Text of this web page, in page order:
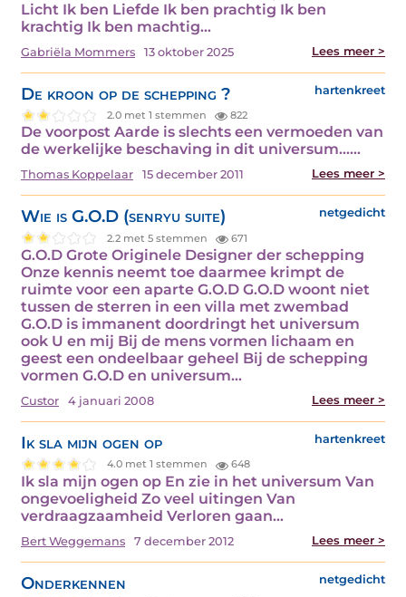
Licht Ik ben Liefde Ik ben prachtig Ik ben
krachtig Ik ben machtig…
Gabriëla Mommers 13 oktober 2025 Lees meer >
De kroon op de schepping ? hartenkreet
2.0 met 1 stemmen 822
De voorpost Aarde is slechts een vermoeden van
de werkelijke beschaving in dit universum……
Thomas Koppelaar 15 december 2011 Lees meer >
Wie is G.O.D (senryu suite) netgedicht
2.2 met 5 stemmen 671
G.O.D Grote Originele Designer der schepping
Onze kennis neemt toe daarmee krimpt de
ruimte voor een aparte G.O.D G.O.D woont niet
tussen de sterren in een villa met zwembad
G.O.D is immanent doordringt het universum
ook U en mij Bij de mens vormen lichaam en
geest een ondeelbaar geheel Bij de schepping
vormen G.O.D en universum…
Custor 4 januari 2008 Lees meer >
Ik sla mijn ogen op hartenkreet
4.0 met 1 stemmen 648
Ik sla mijn ogen op En zie in het universum Van
ongevoeligheid Zo veel uitingen Van
verdraagzaamheid Verloren gaan…
Bert Weggemans 7 december 2012 Lees meer >
Onderkennen netgedicht